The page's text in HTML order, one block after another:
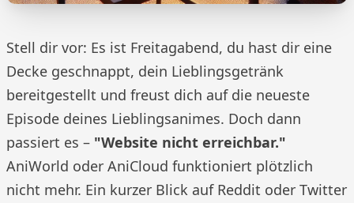
Stell dir vor: Es ist Freitagabend, du hast dir eine
Decke geschnappt, dein Lieblingsgetränk
bereitgestellt und freust dich auf die neueste
Episode deines Lieblingsanimes. Doch dann
passiert es – "Website nicht erreichbar."
AniWorld oder AniCloud funktioniert plötzlich
nicht mehr. Ein kurzer Blick auf Reddit oder Twitter